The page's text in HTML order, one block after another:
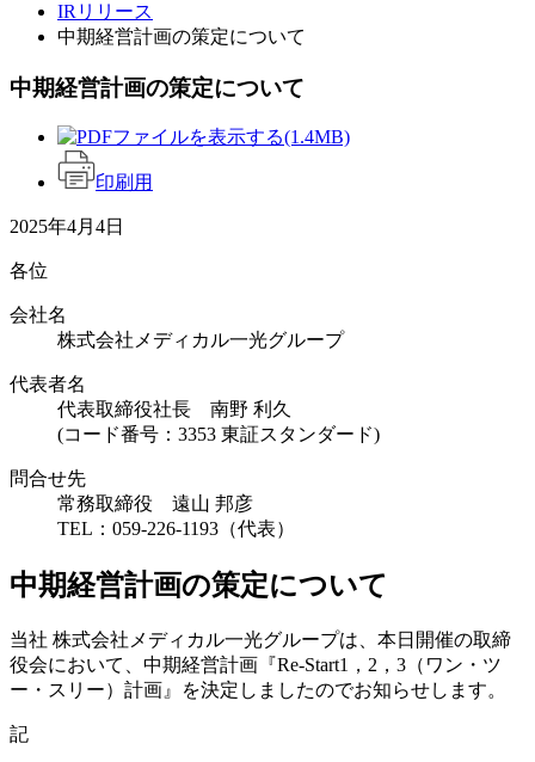
IRリリース
中期経営計画の策定について
中期経営計画の策定について
(1.4MB)
印刷用
2025年4月4日
各位
会社名
株式会社メディカル一光グループ
代表者名
代表取締役社長 南野 利久
(コード番号：3353 東証スタンダード)
問合せ先
常務取締役 遠山 邦彦
TEL：059-226-1193（代表）
中期経営計画の策定について
当社 株式会社メディカル一光グループは、本日開催の取締
役会において、中期経営計画『Re-Start1，2，3（ワン・ツ
ー・スリー）計画』を決定しましたのでお知らせします。
記